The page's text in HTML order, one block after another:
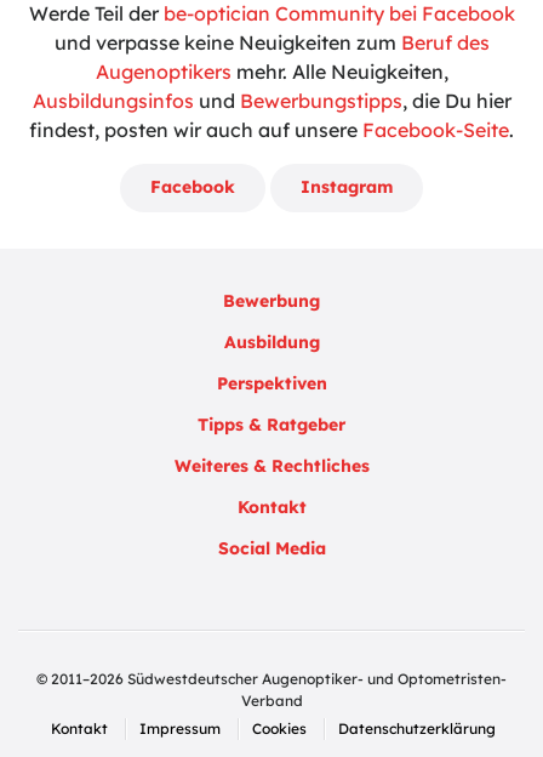
Werde Teil der be-optician Community bei Facebook
und verpasse keine Neuigkeiten zum Beruf des
Augenoptikers mehr. Alle Neuigkeiten,
Ausbildungsinfos und Bewerbungstipps, die Du hier
findest, posten wir auch auf unsere Facebook-Seite.
Facebook Instagram
Bewerbung
Ausbildung
Perspektiven
Tipps & Ratgeber
Weiteres & Rechtliches
Kontakt
Social Media
© 2011–2026 Südwestdeutscher Augenoptiker- und Optometristen-
Verband
Kontakt
Impressum Cookies Datenschutzerklärung